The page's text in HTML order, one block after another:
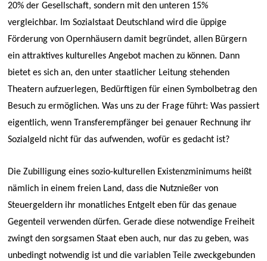
20% der Gesellschaft, sondern mit den unteren 15%
vergleichbar. Im Sozialstaat Deutschland wird die üppige
Förderung von Opernhäusern damit begründet, allen Bürgern
ein attraktives kulturelles Angebot machen zu können. Dann
bietet es sich an, den unter staatlicher Leitung stehenden
Theatern aufzuerlegen, Bedürftigen für einen Symbolbetrag den
Besuch zu ermöglichen. Was uns zu der Frage führt: Was passiert
eigentlich, wenn Transferempfänger bei genauer Rechnung ihr
Sozialgeld nicht für das aufwenden, wofür es gedacht ist?
Die Zubilligung eines sozio-kulturellen Existenzminimums heißt
nämlich in einem freien Land, dass die Nutznießer von
Steuergeldern ihr monatliches Entgelt eben für das genaue
Gegenteil verwenden dürfen. Gerade diese notwendige Freiheit
zwingt den sorgsamen Staat eben auch, nur das zu geben, was
unbedingt notwendig ist und die variablen Teile zweckgebunden